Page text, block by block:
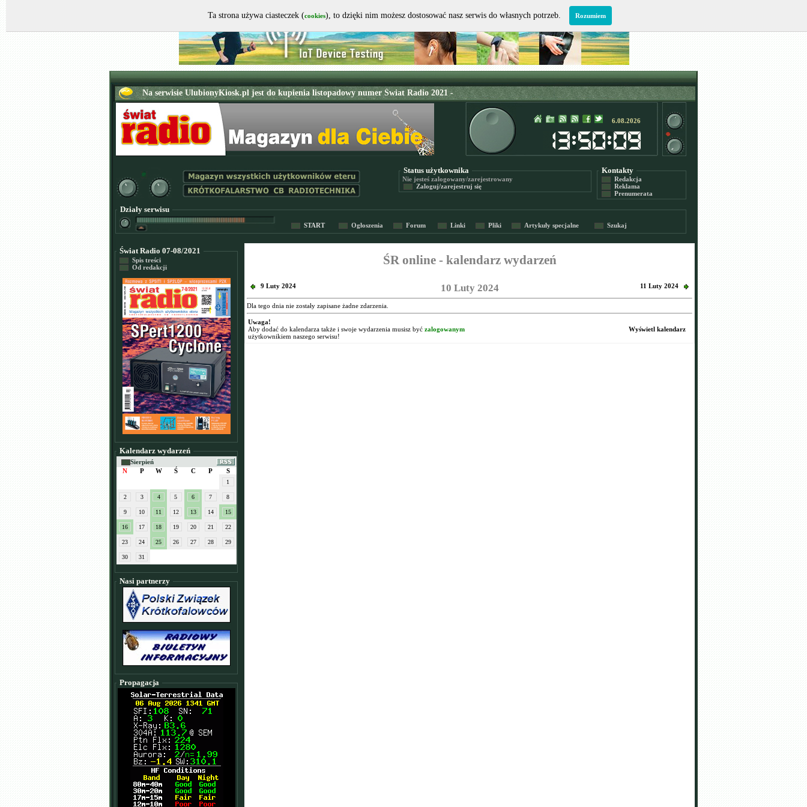
6.08.2026
Status użytkownika
Nie jesteś zalogowany/zarejestrowany
Zaloguj/zarejestruj się
Kontakty
Redakcja
Reklama
Prenumerata
Działy serwisu
START Ogłoszenia Forum Linki Pliki Artykuły specjalne Szukaj
Świat Radio 07-08/2021
Spis treści
Od redakcji
Kalendarz wydarzeń
Sierpień
N
P W Ś C P S
1
2 3 4 5 6 7 8
9 10 11 12 13 14 15
16 17 18 19 20 21 22
23 24 25 26 27 28 29
30 31
Nasi partnerzy
Propagacja
ŚR online - kalendarz wydarzeń
9 Luty 2024 10 Luty 2024 11 Luty 2024
Dla tego dnia nie zostały zapisane żadne zdarzenia.
Uwaga!
Aby dodać do kalendarza także i swoje wydarzenia musisz być zalogowanym
użytkownikiem naszego serwisu!
Wyświetl kalendarz
Ta strona używa ciasteczek (cookies), to dzięki nim możesz dostosować nasz serwis do własnych potrzeb. Rozumiem